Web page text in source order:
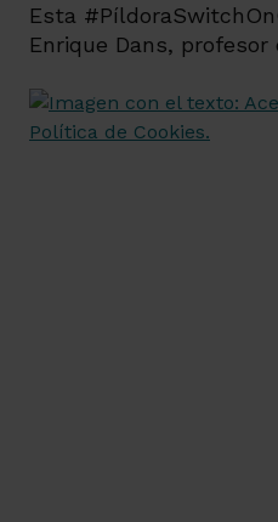
Esta
Enrique Dans, profesor